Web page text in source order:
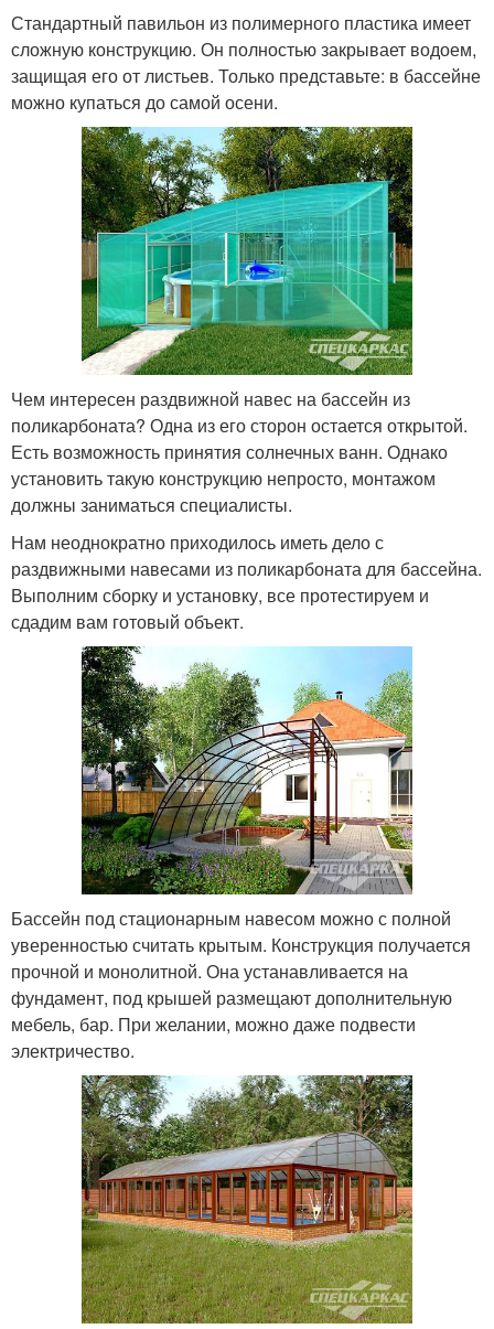
Стандартный павильон из полимерного пластика имеет
сложную конструкцию. Он полностью закрывает водоем,
защищая его от листьев. Только представьте: в бассейне
можно купаться до самой осени.
Чем интересен раздвижной навес на бассейн из
поликарбоната? Одна из его сторон остается открытой.
Есть возможность принятия солнечных ванн. Однако
установить такую конструкцию непросто, монтажом
должны заниматься специалисты.
Нам неоднократно приходилось иметь дело с
раздвижными навесами из поликарбоната для бассейна.
Выполним сборку и установку, все протестируем и
сдадим вам готовый объект.
Бассейн под стационарным навесом можно с полной
уверенностью считать крытым. Конструкция получается
прочной и монолитной. Она устанавливается на
фундамент, под крышей размещают дополнительную
мебель, бар. При желании, можно даже подвести
электричество.